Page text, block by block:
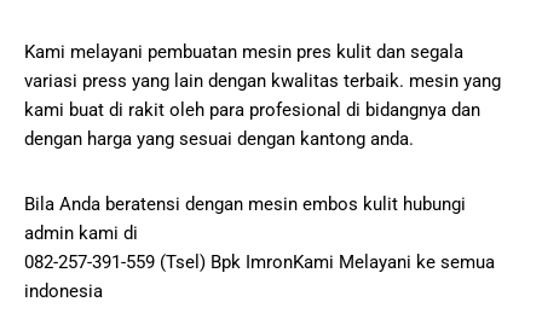
Kami melayani pembuatan mesin pres kulit dan segala
variasi press yang lain dengan kwalitas terbaik. mesin yang
kami buat di rakit oleh para profesional di bidangnya dan
dengan harga yang sesuai dengan kantong anda.
Bila Anda beratensi dengan mesin embos kulit hubungi
admin kami di
082-257-391-559 (Tsel) Bpk ImronKami Melayani ke semua
indonesia